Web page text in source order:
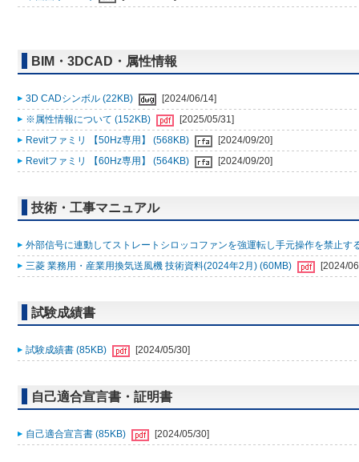
BIM・3DCAD・属性情報
3D CADシンボル (22KB)
[2024/06/14]
※属性情報について (152KB)
[2025/05/31]
Revitファミリ 【50Hz専用】 (568KB)
[2024/09/20]
Revitファミリ 【60Hz専用】 (564KB)
[2024/09/20]
技術・工事マニュアル
外部信号に連動してストレートシロッコファンを強運転し手元操作を禁止す
三菱 業務用・産業用換気送風機 技術資料(2024年2月) (60MB)
[2024/
試験成績書
試験成績書 (85KB) [2024/05/30]
自己適合宣言書・証明書
自己適合宣言書 (85KB) [2024/05/30]